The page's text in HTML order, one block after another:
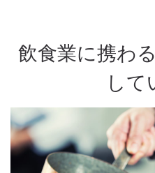
飲食業に携わ
して